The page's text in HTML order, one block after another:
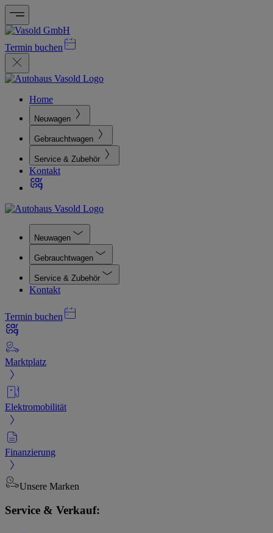
Termin buchen
Home
Neuwagen
Gebrauchtwagen
Service & Zubehör
Kontakt
Neuwagen
Gebrauchtwagen
Service & Zubehör
Kontakt
Termin buchen
Marktplatz
Elektromobilität
Finanzierung
Unsere Marken
Service & Verkauf: